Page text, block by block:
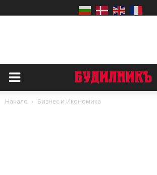
Начало Бизнес и Икономика